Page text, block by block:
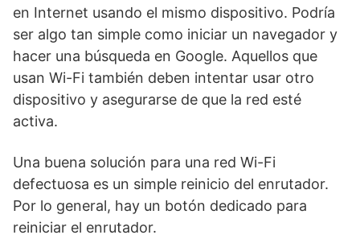
en Internet usando el mismo dispositivo. Podría
ser algo tan simple como iniciar un navegador y
hacer una búsqueda en Google. Aquellos que
usan Wi-Fi también deben intentar usar otro
dispositivo y asegurarse de que la red esté
activa.
Una buena solución para una red Wi-Fi
defectuosa es un simple reinicio del enrutador.
Por lo general, hay un botón dedicado para
reiniciar el enrutador.